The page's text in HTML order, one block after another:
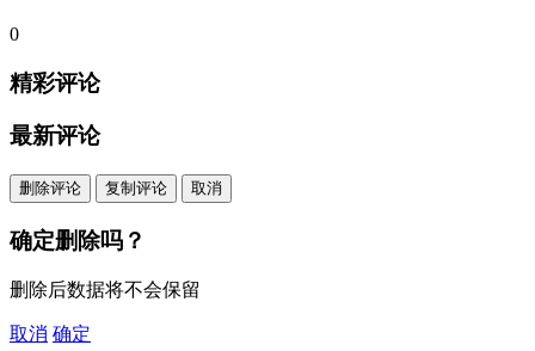
0
精彩评论
最新评论
删除评论 复制评论 取消
确定删除吗？
删除后数据将不会保留
取消 确定